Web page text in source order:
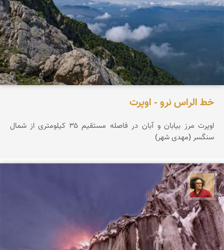
خط الراس نرو - اوپرت
اوپرت مرز بیابان و آبان در فاصله مستقیم ۳۵ کیلومتری از شمال
سنگسر (مهدی شهر)
مصطفی ربیعی بهشتی